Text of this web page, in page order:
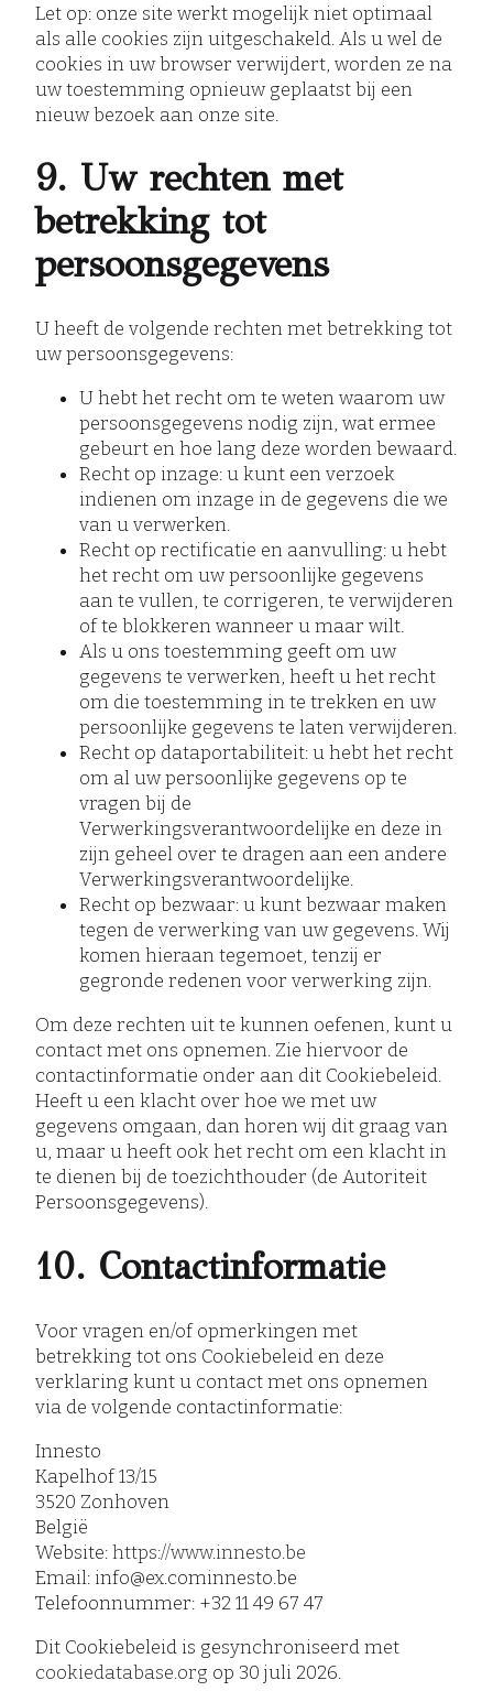
Let op: onze site werkt mogelijk niet optimaal
als alle cookies zijn uitgeschakeld. Als u wel de
cookies in uw browser verwijdert, worden ze na
uw toestemming opnieuw geplaatst bij een
nieuw bezoek aan onze site.
9. Uw rechten met
betrekking tot
persoonsgegevens
U heeft de volgende rechten met betrekking tot
uw persoonsgegevens:
U hebt het recht om te weten waarom uw
persoonsgegevens nodig zijn, wat ermee
gebeurt en hoe lang deze worden bewaard.
Recht op inzage: u kunt een verzoek
indienen om inzage in de gegevens die we
van u verwerken.
Recht op rectificatie en aanvulling: u hebt
het recht om uw persoonlijke gegevens
aan te vullen, te corrigeren, te verwijderen
of te blokkeren wanneer u maar wilt.
Als u ons toestemming geeft om uw
gegevens te verwerken, heeft u het recht
om die toestemming in te trekken en uw
persoonlijke gegevens te laten verwijderen.
Recht op dataportabiliteit: u hebt het recht
om al uw persoonlijke gegevens op te
vragen bij de
Verwerkingsverantwoordelijke en deze in
zijn geheel over te dragen aan een andere
Verwerkingsverantwoordelijke.
Recht op bezwaar: u kunt bezwaar maken
tegen de verwerking van uw gegevens. Wij
komen hieraan tegemoet, tenzij er
gegronde redenen voor verwerking zijn.
Om deze rechten uit te kunnen oefenen, kunt u
contact met ons opnemen. Zie hiervoor de
contactinformatie onder aan dit Cookiebeleid.
Heeft u een klacht over hoe we met uw
gegevens omgaan, dan horen wij dit graag van
u, maar u heeft ook het recht om een klacht in
te dienen bij de toezichthouder (de Autoriteit
Persoonsgegevens).
10. Contactinformatie
Voor vragen en/of opmerkingen met
betrekking tot ons Cookiebeleid en deze
verklaring kunt u contact met ons opnemen
via de volgende contactinformatie:
Innesto
Kapelhof 13/15
3520 Zonhoven
België
Website:https://www.innesto.be
Email: info@ex.cominnesto.be
Telefoonnummer: +32 11 49 67 47
Dit Cookiebeleid is gesynchroniseerd met
cookiedatabase.org op 30 juli 2026.